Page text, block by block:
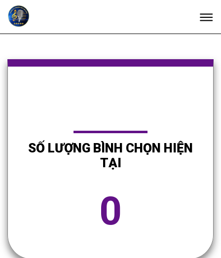
SỐ LƯỢNG BÌNH CHỌN HIỆN
TẠI
0